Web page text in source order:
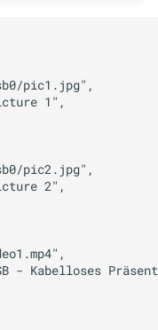
pic1.jpg",
1",
pic2.jpg",
2",
- Kabelloses